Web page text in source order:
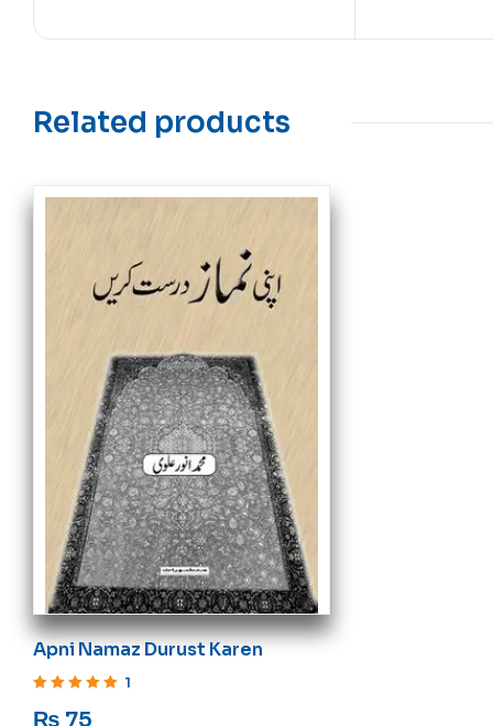
Related products
Apni Namaz Durust Karen
1
₨ 75